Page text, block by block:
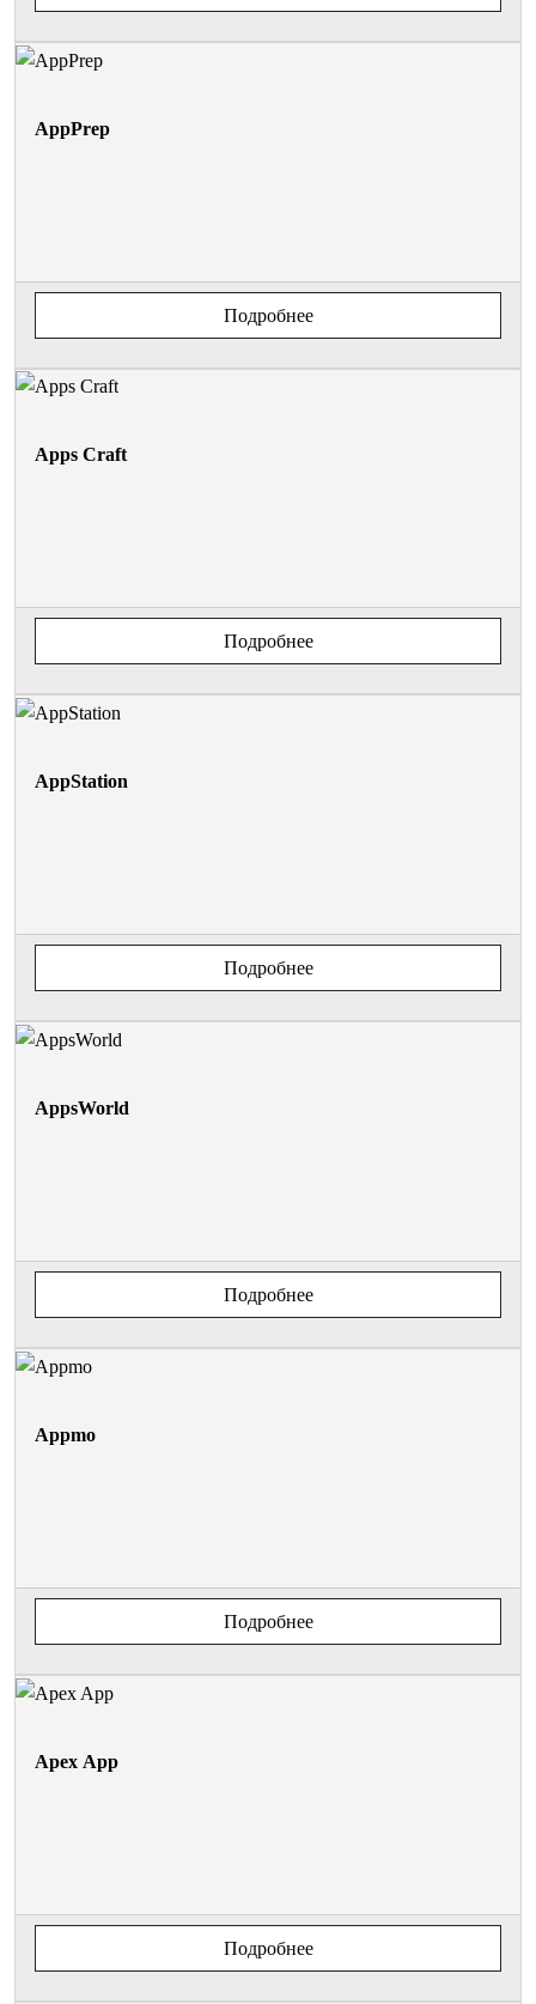
AppPrep
Подробнее
Apps Craft
Подробнее
AppStation
Подробнее
AppsWorld
Подробнее
Appmo
Подробнее
Apex App
Подробнее